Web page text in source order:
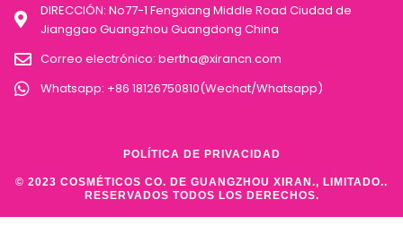
DIRECCIÓN: No77-1 Fengxiang Middle Road Ciudad de
Jianggao Guangzhou Guangdong China
Correo electrónico: bertha@xirancn.com
Whatsapp: +86 18126750810(Wechat/Whatsapp)
© 2023 COSMÉTICOS CO. DE GUANGZHOU XIRAN., LIMITADO..
RESERVADOS TODOS LOS DERECHOS.
POLÍTICA DE PRIVACIDAD